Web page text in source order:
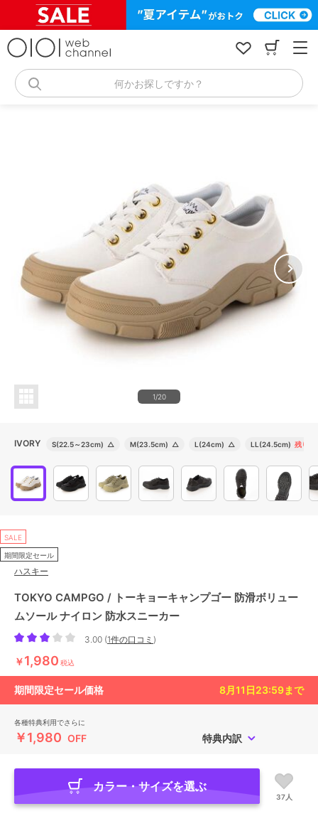
何かお探しですか？
1/20
IVORY S(22.5～23cm) △ M(23.5cm) △ L(24cm) △ LL(24.5cm) 残り1
SALE
期間限定セール
ハスキー
TOKYO CAMPGO / トーキョーキャンプゴー 防滑ボリュー
ムソール ナイロン 防水スニーカー
3.00 (1件の口コミ )
￥1,980 税込
期間限定セール価格 8月11日23:59まで
各種特典利用でさらに
￥1,980 OFF 特典内訳
カラー・サイズを選ぶ
37人